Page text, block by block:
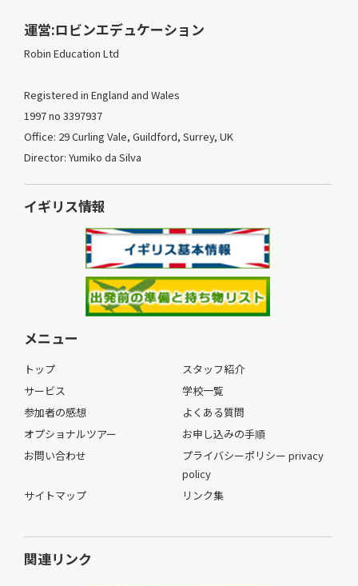
運営:ロビンエデュケーション
Robin Education Ltd
Registered in England and Wales
1997 no 3397937
Office: 29 Curling Vale, Guildford, Surrey, UK
Director: Yumiko da Silva
イギリス情報
メニュー
トップ
スタッフ紹介
サービス
学校一覧
参加者の感想
よくある質問
オプショナルツアー
お申し込みの手順
お問い合わせ
プライバシーポリシー privacy
policy
サイトマップ
リンク集
関連リンク